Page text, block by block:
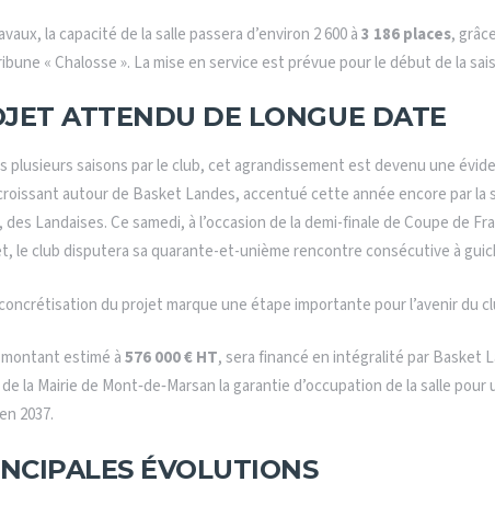
la capacité de la salle passera d’environ 2 600 à3 186 places,
« Chalosse ». La mise en service est prévue pour le début de la
ATTENDU DE LONGUE DATE
plusieurs saisons par le club, cet agrandissement est devenu une
autour de Basket Landes, accentué cette année encore par la
Landaises. Ce samedi, à l’occasion de la demi-finale de Coupe de
, le club disputera sa quarante-et-unième rencontre consécutive à
du projet marque une étape importante pour l’avenir du
estimé à576 000 € HT, sera financé en intégralité par Basket
la Mairie de Mont‑de‑Marsan la garantie d’occupation de la salle
2037.
ÉVOLUTIONS